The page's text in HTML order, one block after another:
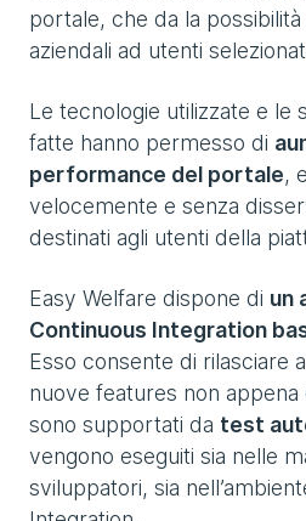
portale, che da la
aziendali ad utenti
Le tecnologie utilizzate e le
fatte hanno permesso di
performance del portale,
velocemente e senza
destinati agli utenti della
Easy Welfare dispone di un
Continuous Integration
Esso consente di rilasciare
nuove features non appena
sono supportati da test
vengono eseguiti sia nelle
sviluppatori, sia